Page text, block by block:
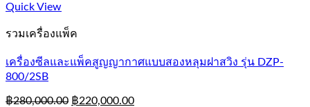
Quick View
รวมเครื่องแพ็ค
เครื่องซีลและแพ็คสูญญากาศแบบสองหลุมฝาสวิง รุ่น DZP-
800/2SB
฿280,000.00 ฿220,000.00